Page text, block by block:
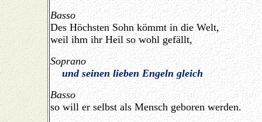
Basso
Des Höchsten Sohn kömmt in die Welt,
weil ihm ihr Heil so wohl gefällt,
Soprano
und seinen lieben Engeln gleich
Basso
so will er selbst als Mensch geboren werden.